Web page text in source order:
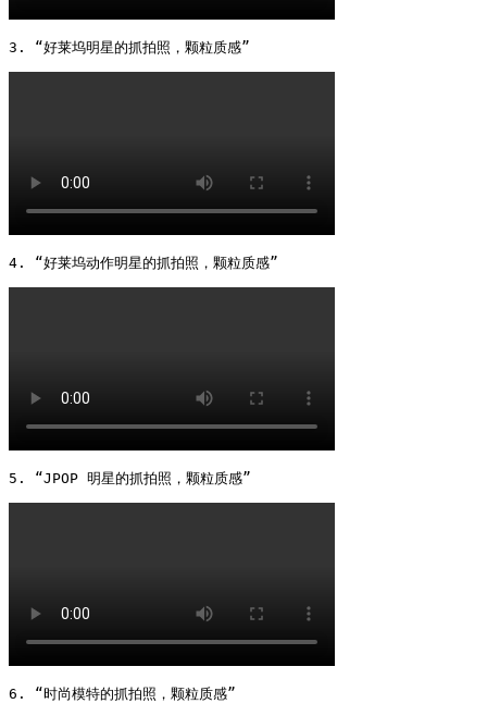
3. “好莱坞明星的抓拍照，颗粒质感”
4. “好莱坞动作明星的抓拍照，颗粒质感”
5. “JPOP 明星的抓拍照，颗粒质感”
6. “时尚模特的抓拍照，颗粒质感”